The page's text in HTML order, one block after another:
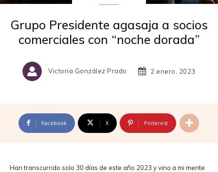
Grupo Presidente agasaja a socios
comerciales con “noche dorada”
Victoria González Prado 2 enero, 2023
Facebook X Pinterest
Han transcurrido solo 30 días de este año 2023 y vino a mi mente